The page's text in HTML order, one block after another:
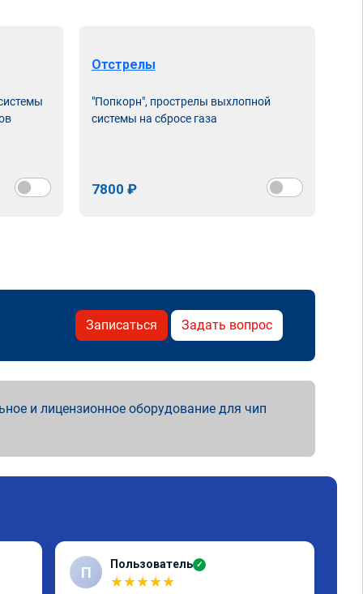
Отстрелы
"Попкорн", прострелы выхлопной
системы на сбросе газа
7800 ₽
Записаться Задать вопрос
и лицензионное оборудование для чип
П Пользователь ✓
★★★★★